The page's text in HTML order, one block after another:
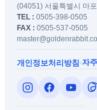
(04051) 서울특별시 마
TEL : 0505-398-0505
FAX : 0505-537-0505
개인정보처리방침·자